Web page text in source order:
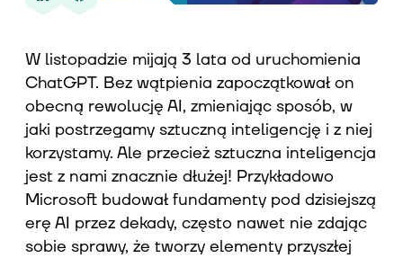
Kontakt
W listopadzie mijają 3 lata od uruchomienia
ChatGPT. Bez wątpienia zapoczątkował on
obecną rewolucję AI, zmieniając sposób, w
jaki postrzegamy sztuczną inteligencję i z niej
korzystamy. Ale przecież sztuczna inteligencja
jest z nami znacznie dłużej! Przykładowo
Microsoft budował fundamenty pod dzisiejszą
erę AI przez dekady, często nawet nie zdając
sobie sprawy, że tworzy elementy przyszłej